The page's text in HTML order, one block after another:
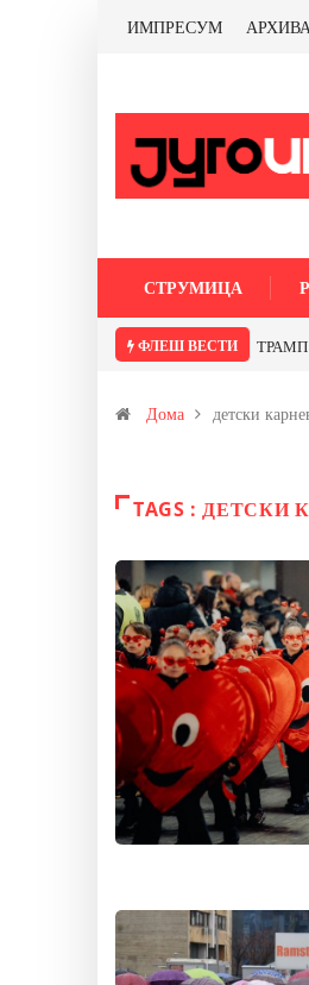
ИМПРЕСУМ
СТРУМИЦА
ФЛЕШ ВЕСТИ
ли со бакарот од
Дома детски
TAGS : ДЕТСКИ